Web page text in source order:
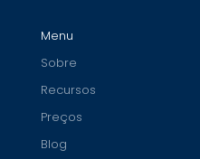
Menu
Sobre
Recursos
Preços
Blog